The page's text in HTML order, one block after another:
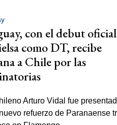
con el debut oficial
como DT, recibe
a Chile por las